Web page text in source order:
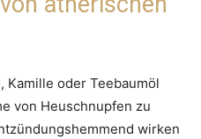
Kamille oder Teebaumöl
von Heuschnupfen zu
wirken